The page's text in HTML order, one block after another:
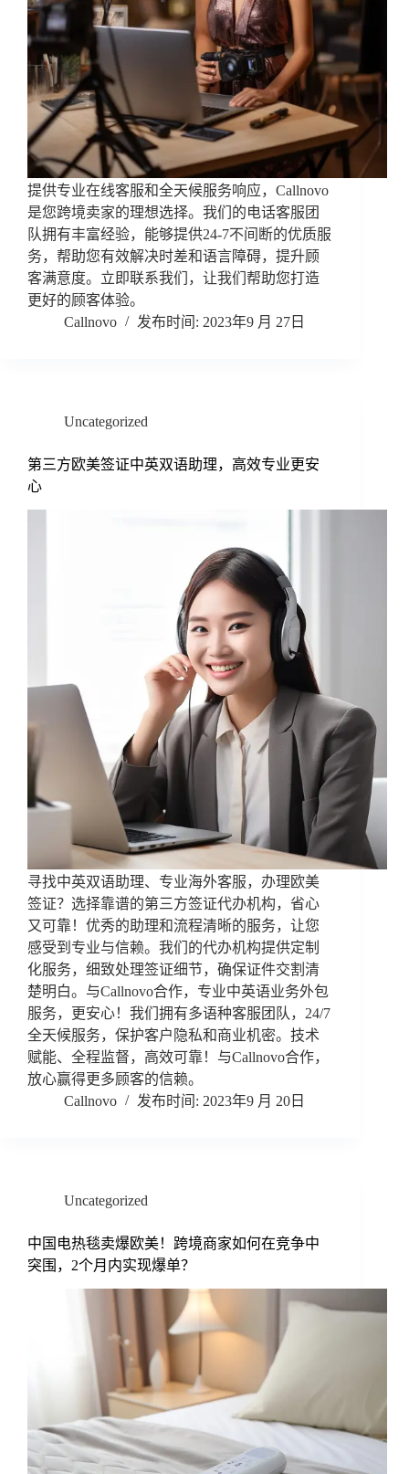
提供专业在线客服和全天候服务响应，Callnovo
是您跨境卖家的理想选择。我们的电话客服团
队拥有丰富经验，能够提供24-7不间断的优质服
务，帮助您有效解决时差和语言障碍，提升顾
客满意度。立即联系我们，让我们帮助您打造
更好的顾客体验。
Callnovo
2023年9 月 27日
Uncategorized
第三方欧美签证中英双语助理，高效专业更安
心
寻找中英双语助理、专业海外客服，办理欧美
签证？选择靠谱的第三方签证代办机构，省心
又可靠！优秀的助理和流程清晰的服务，让您
感受到专业与信赖。我们的代办机构提供定制
化服务，细致处理签证细节，确保证件交割清
楚明白。与Callnovo合作，专业中英语业务外包
服务，更安心！我们拥有多语种客服团队，24/7
全天候服务，保护客户隐私和商业机密。技术
赋能、全程监督，高效可靠！与Callnovo合作，
放心赢得更多顾客的信赖。
Callnovo
2023年9 月 20日
Uncategorized
中国电热毯卖爆欧美！跨境商家如何在竞争中
突围，2个月内实现爆单？